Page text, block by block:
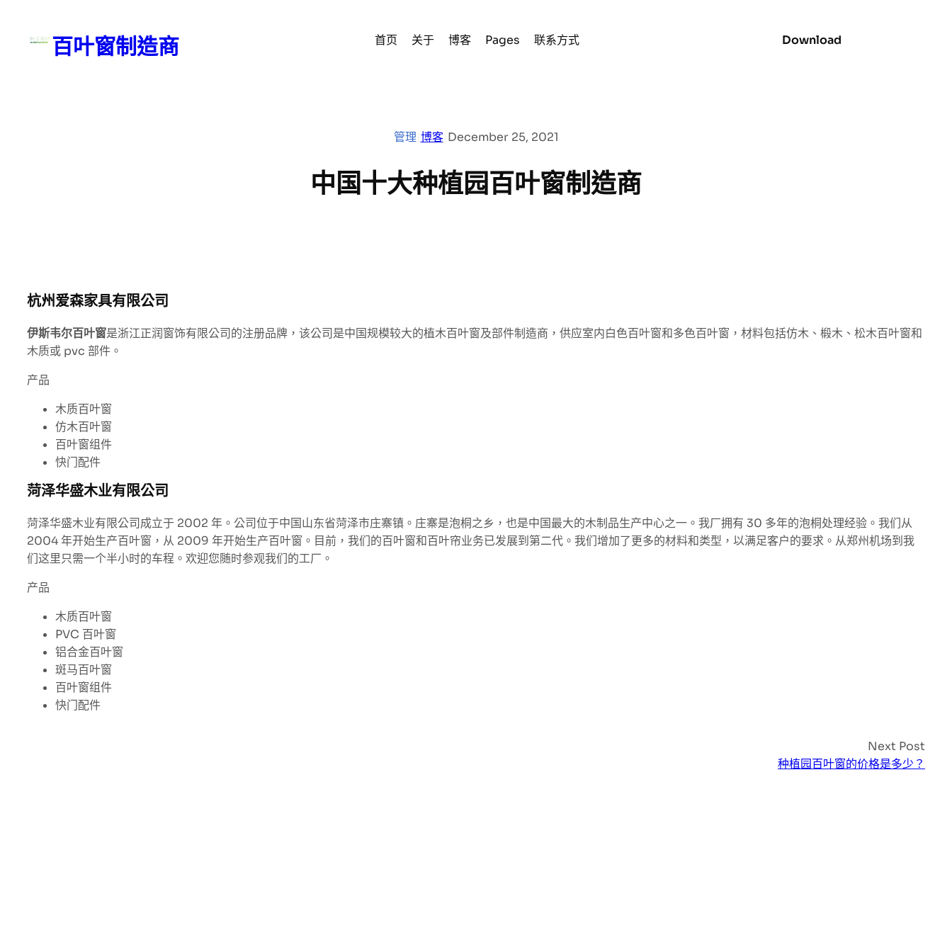
百叶窗制造商 首页 关于 博客 Pages 联系方式 Download
管理 博客| December 25, 2021
中国十大种植园百叶窗制造商
杭州爱森家具有限公司
伊斯韦尔百叶窗是浙江正润窗饰有限公司的注册品牌，该公司是中国规模较大的植木百叶窗及部件制造商，供应室内白色百叶窗和多色百叶窗，材料包括仿木、椴木、松木百叶窗和
木质或 pvc 部件。
产品
木质百叶窗
仿木百叶窗
百叶窗组件
快门配件
菏泽华盛木业有限公司
菏泽华盛木业有限公司成立于 2002 年。公司位于中国山东省菏泽市庄寨镇。庄寨是泡桐之乡，也是中国最大的木制品生产中心之一。我厂拥有 30 多年的泡桐处理经验。我们从
2004 年开始生产百叶窗，从 2009 年开始生产百叶窗。目前，我们的百叶窗和百叶帘业务已发展到第二代。我们增加了更多的材料和类型，以满足客户的要求。从郑州机场到我
们这里只需一个半小时的车程。欢迎您随时参观我们的工厂。
产品
木质百叶窗
PVC 百叶窗
铝合金百叶窗
斑马百叶窗
百叶窗组件
快门配件
Next Post
种植园百叶窗的价格是多少？